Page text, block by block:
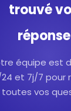
trouvé
équipe est
et 7j/7 pour
toutes vos